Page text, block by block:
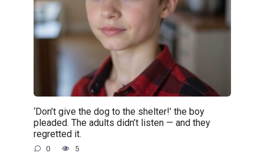
‘Don’t give the dog to the shelter!’ the boy
pleaded. The adults didn’t listen — and they
regretted it.
0 5